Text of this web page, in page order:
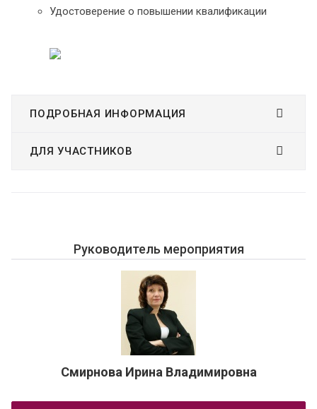
Удостоверение о повышении квалификации
ПОДРОБНАЯ ИНФОРМАЦИЯ
ДЛЯ УЧАСТНИКОВ
Руководитель мероприятия
Смирнова Ирина Владимировна